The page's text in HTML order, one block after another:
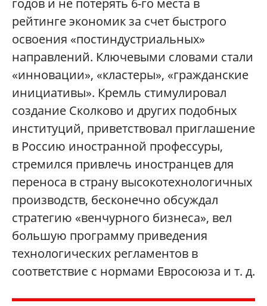
годов и не потерять 6-го места в
рейтинге экономик за счет быстрого
освоения «постиндустриальных»
направлений. Ключевыми словами стали
«инновации», «кластеры», «гражданские
инициативы». Кремль стимулировал
создание Сколково и других подобных
институций, приветствовал приглашение
в Россию иностранной профессуры,
стремился привлечь иностранцев для
переноса в страну высокотехнологичных
производств, бесконечно обсуждал
стратегию «венчурного бизнеса», вел
большую программу приведения
технологических регламентов в
соответствие с нормами Евросоюза и т. д.